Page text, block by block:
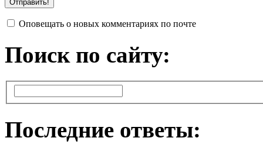
Оповещать о новых комментариях по почте
Поиск по сайту:
Последние ответы: